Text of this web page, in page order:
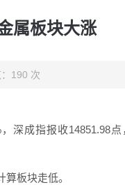
属板块大涨
190 次
深成指报收14851.98
板块走低。